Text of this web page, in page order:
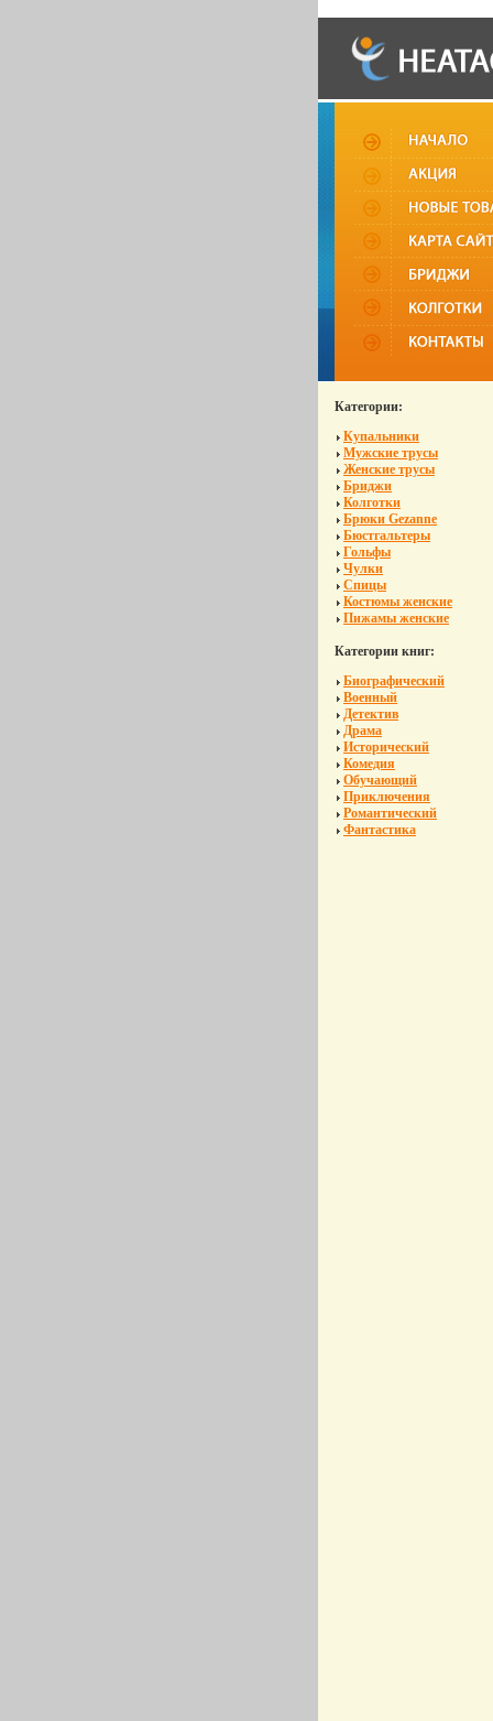
Категории:
Купальники
Мужские трусы
Женские трусы
Бриджи
Колготки
Брюки Gezanne
Бюстгальтеры
Гольфы
Чулки
Спицы
Костюмы женские
Пижамы женские
Категории книг:
Биографический
Военный
Детектив
Драма
Исторический
Комедия
Обучающий
Приключения
Романтический
Фантастика